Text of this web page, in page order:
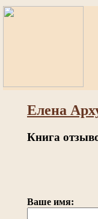
Елена
Книга
Ваше имя: